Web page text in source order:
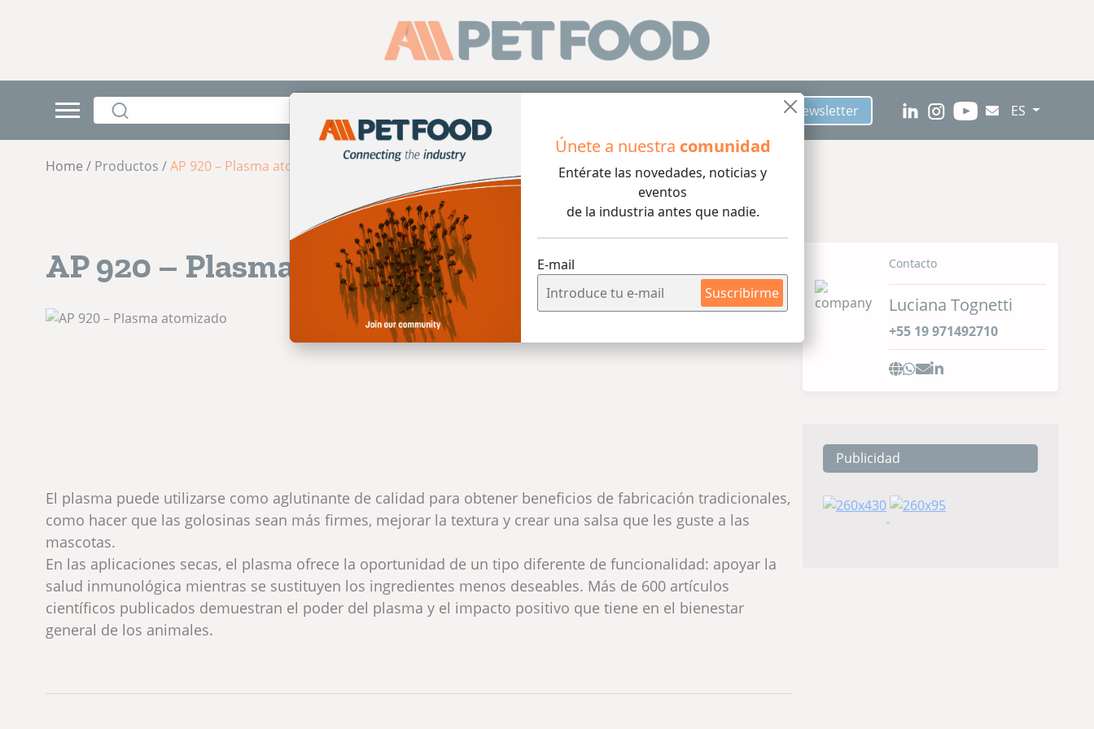
Únete a nuestra comunidad
Entérate las novedades, noticias y
eventos
de la industria antes que nadie.
E-mail
Suscribirme
Suscríbete al Newsletter ES
Home / Productos /AP 920 – Plasma atomizado
AP 920 – Plasma atomizado
El plasma puede utilizarse como aglutinante de calidad para obtener beneficios de fabricación tradicionales,
como hacer que las golosinas sean más firmes, mejorar la textura y crear una salsa que les guste a las
mascotas.
En las aplicaciones secas, el plasma ofrece la oportunidad de un tipo diferente de funcionalidad: apoyar la
salud inmunológica mientras se sustituyen los ingredientes menos deseables. Más de 600 artículos
científicos publicados demuestran el poder del plasma y el impacto positivo que tiene en el bienestar
general de los animales.
Contacto
Luciana Tognetti
+55 19 971492710
Publicidad